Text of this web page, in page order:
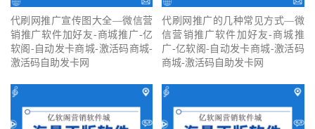
代刷网推广宣传图大全—微信营
销推广软件加好友-商城推广-亿
软阁-自动发卡商城-激活码商城-
激活码自助发卡网
代刷网推广的几种常见方式—微
信营销推广软件加好友-商城推
广-亿软阁-自动发卡商城-激活码
商城-激活码自助发卡网